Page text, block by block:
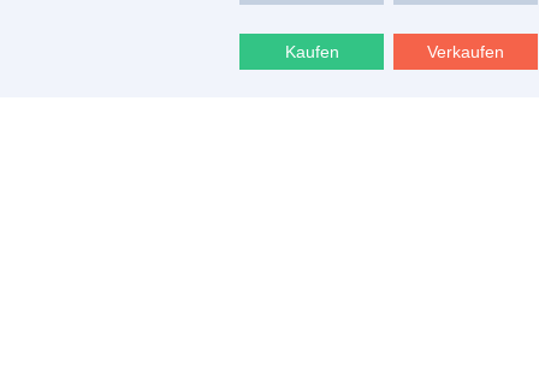
Kaufen Verkaufen